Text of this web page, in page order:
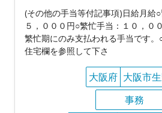
(その他の手当等付記事項)日給月給
５，０００円○繁忙手当：１０，０
繁忙期にのみ支払われる手当です
住宅欄を参照して下さ
大阪府 大阪市
事務